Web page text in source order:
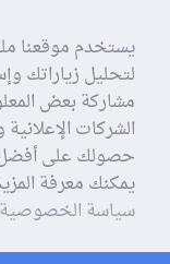
يستخدم موقعنا
لتحليل زياراتك
الشركات
حصولك على
يمكنك معرفة
سياسة الخصوصية